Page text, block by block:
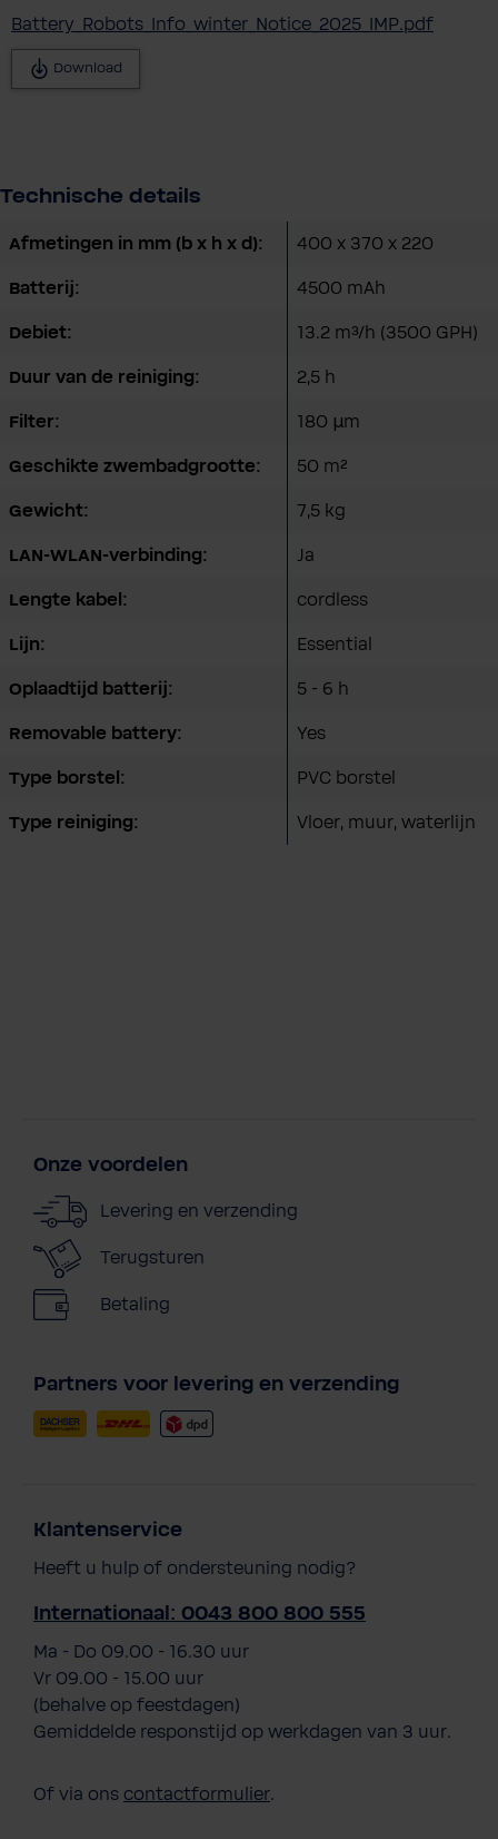
Battery_Robots_Info_winter_Notice_2025_IMP.pdf
Download
Technische details
Afmetingen in mm (b x h x d): 400 x 370 x 220
Batterij: 4500 mAh
Debiet: 13.2 m³/h (3500 GPH)
Duur van de reiniging: 2,5 h
Filter: 180 µm
Geschikte zwembadgrootte: 50 m²
Gewicht: 7,5 kg
LAN-WLAN-verbinding: Ja
Lengte kabel: cordless
Lijn: Essential
Oplaadtijd batterij: 5 - 6 h
Removable battery: Yes
Type borstel: PVC borstel
Type reiniging: Vloer, muur, waterlijn
Onze voordelen
Levering en verzending
Terugsturen
Betaling
Partners voor levering en verzending
Klantenservice
Heeft u hulp of ondersteuning nodig?
Internationaal: 0043 800 800 555
Ma - Do 09.00 - 16.30 uur
Vr 09.00 - 15.00 uur
(behalve op feestdagen)
Gemiddelde responstijd op werkdagen van 3 uur.
Of via ons contactformulier.